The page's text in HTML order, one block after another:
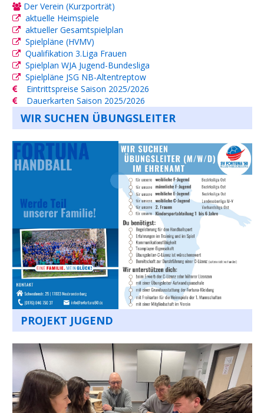
Der Verein (Kurzporträt)
aktuelle Heimspiele
aktueller Gesamtspielplan
Spielpläne (HVMV)
Qualifikation 3.Liga Frauen
Spielplan WJA Jugend-Bundesliga
Spielpläne JSG NB-Altentreptow
Eintrittspreise Saison 2025/2026
Dauerkarten Saison 2025/2026
WIR SUCHEN ÜBUNGSLEITER
PROJEKT JUGEND